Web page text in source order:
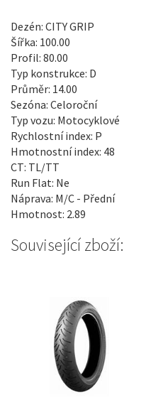
Dezén: CITY GRIP
Šířka: 100.00
Profil: 80.00
Typ konstrukce: D
Průměr: 14.00
Sezóna: Celoroční
Typ vozu: Motocyklové
Rychlostní index: P
Hmotnostní index: 48
CT: TL/TT
Run Flat: Ne
Náprava: M/C - Přední
Hmotnost: 2.89
Související zboží: